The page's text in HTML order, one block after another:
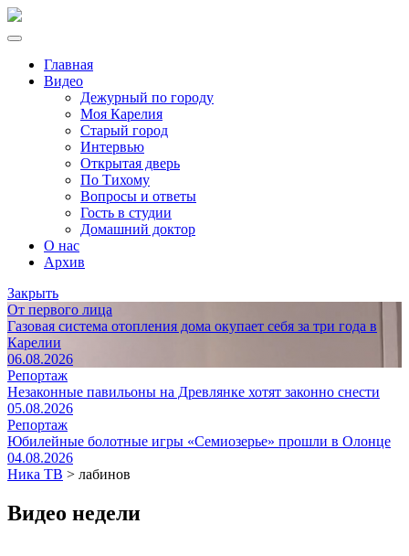
Главная
Видео
Дежурный по городу
Моя Карелия
Старый город
Интервью
Открытая дверь
По Тихому
Вопросы и ответы
Гость в студии
Домашний доктор
О нас
Архив
Закрыть
От первого лица
Газовая система отопления дома окупает себя за три года в
Карелии
06.08.2026
Репортаж
Незаконные павильоны на Древлянке хотят законно снести
05.08.2026
Репортаж
Юбилейные болотные игры «Семиозерье» прошли в Олонце
04.08.2026
Ника ТВ > лабинов
Видео недели